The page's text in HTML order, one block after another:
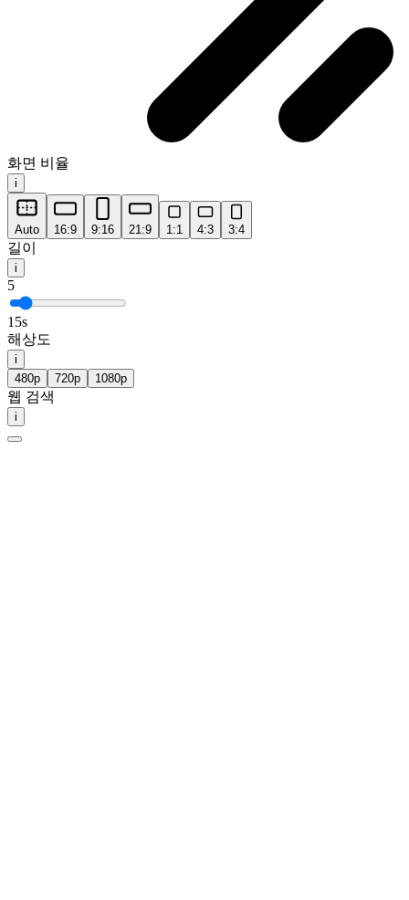
화면 비율
i
Auto 16:9 9:16 21:9 1:1 4:3 3:4
길이
i
5
15s
해상도
i
480p
720p 1080p
웹 검색
i